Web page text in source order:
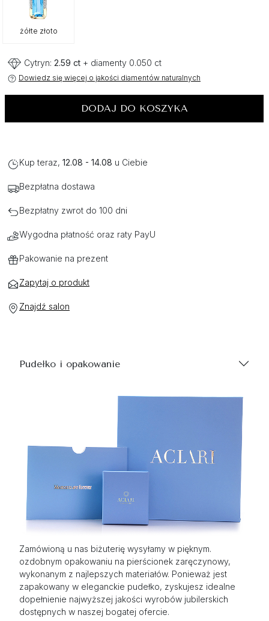
żółte złoto
Cytryn: 2.59 ct + diamenty 0.050 ct
Dowiedz się więcej o jakości diamentów naturalnych
DODAJ DO KOSZYKA
Kup teraz, 12.08 - 14.08 u Ciebie
Bezpłatna dostawa
Bezpłatny zwrot do 100 dni
Wygodna płatność oraz raty PayU
Pakowanie na prezent
Zapytaj o produkt
Znajdź salon
Pudełko i opakowanie
Zamówioną u nas biżuterię wysyłamy w pięknym.
ozdobnym opakowaniu na pierścionek zaręczynowy,
wykonanym z najlepszych materiałów. Ponieważ jest
zapakowany w eleganckie pudełko, zyskujesz idealne
dopełnienie najwyższej jakości wyrobów jubilerskich
dostępnych w naszej bogatej ofercie.